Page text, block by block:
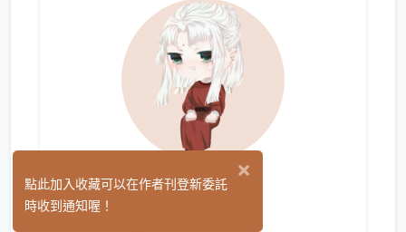
花怡 (0)
×
點此加入收藏可以在作者刊登新委託
時收到通知喔！